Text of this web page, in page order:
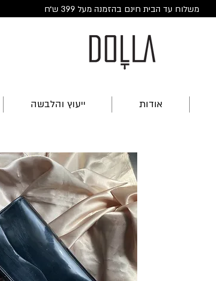
משלוח עד הבית חינם בהזמנה מעל 399 ש״ח
אודות ייעוץ והלבשה